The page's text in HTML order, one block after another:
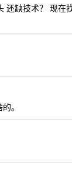
还缺技术？ 现在
。